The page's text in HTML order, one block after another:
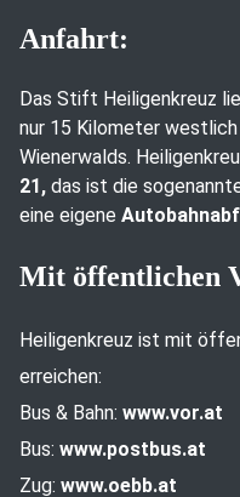
Anfahrt:
Das Stift Heiligenkreuz
nur 15 Kilometer
Wienerwalds.
21, das ist die
eine eigene
Mit öffentlichen
Heiligenkreuz ist mit
erreichen:
Bus & Bahn: www.vor.at
Bus: www.postbus.at
Zug: www.oebb.at